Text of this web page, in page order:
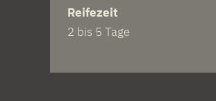
Reifezeit
2 bis 5 Tage